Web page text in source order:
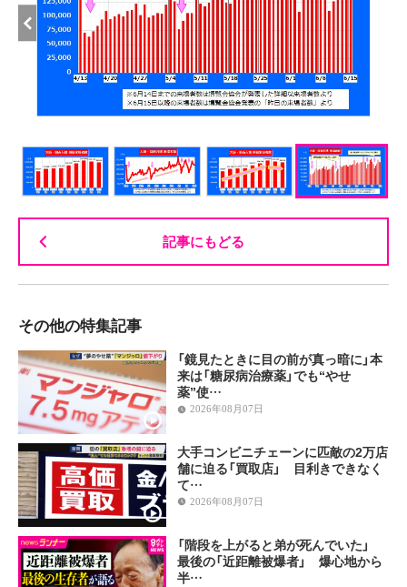
記事にもどる
その他の特集記事
「鏡見たときに目の前が真っ暗に」本
来は「糖尿病治療薬」でも“やせ
薬”使…
2026年08月07日
大手コンビニチェーンに匹敵の2万店
舗に迫る「買取店」 目利きできなく
て…
2026年08月07日
「階段を上がると弟が死んでいた」
最後の「近距離被爆者」 爆心地から
半…